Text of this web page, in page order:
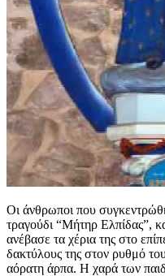
Οι άνθρωποι που
τραγούδι “Μήτηρ Ελπίδας”,
ανέβασε τα χέρια της στο
δακτύλους της στον ρυθμό
αόρατη άρπα. Η χαρά των